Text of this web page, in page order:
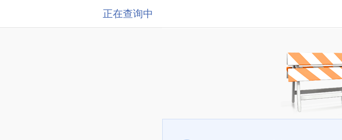
正在查询中